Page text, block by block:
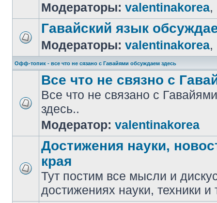
Модераторы: valentinakorea,
Гавайский язык
Модераторы: valentinakorea,
Офф-топик - все что не сязано с Гавайями обсуждаем здесь
Все что не связно с
Все что не связано с
здесь..
Модератор: valentinakorea
Достижения науки,
края
Тут постим все мысли и
достижениях науки, техники и